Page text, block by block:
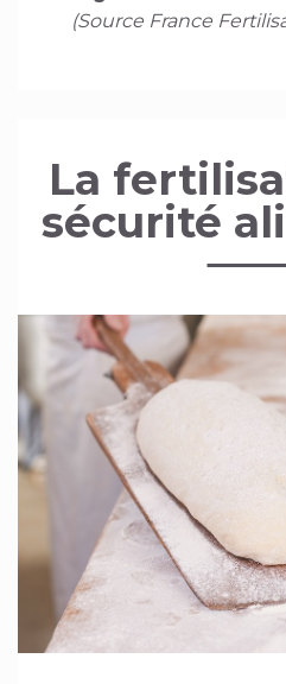
(Source France
La
sécurité